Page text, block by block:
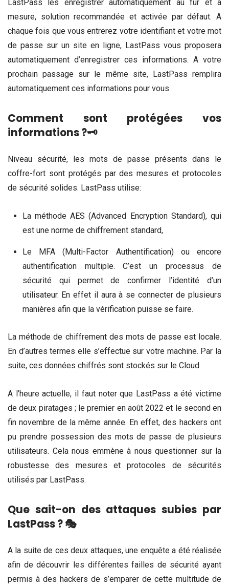
LastPass les enregistrer automatiquement au fur et à
mesure, solution recommandée et activée par défaut. A
chaque fois que vous entrerez votre identifiant et votre mot
de passe sur un site en ligne, LastPass vous proposera
automatiquement d’enregistrer ces informations. A votre
prochain passage sur le même site, LastPass remplira
automatiquement ces informations pour vous.
Comment sont protégées vos
informations ?🗝️
Niveau sécurité, les mots de passe présents dans le
coffre-fort sont protégés par des mesures et protocoles
de sécurité solides. LastPass utilise:
La méthode AES (Advanced Encryption Standard), qui
est une norme de chiffrement standard,
Le MFA (Multi-Factor Authentification) ou encore
authentification multiple. C’est un processus de
sécurité qui permet de confirmer l’identité d’un
utilisateur. En effet il aura à se connecter de plusieurs
manières afin que la vérification puisse se faire.
La méthode de chiffrement des mots de passe est locale.
En d’autres termes elle s’effectue sur votre machine. Par la
suite, ces données chiffrés sont stockés sur le Cloud.
A l’heure actuelle, il faut noter que LastPass a été victime
de deux piratages ; le premier en août 2022 et le second en
fin novembre de la même année. En effet, des hackers ont
pu prendre possession des mots de passe de plusieurs
utilisateurs. Cela nous emmène à nous questionner sur la
robustesse des mesures et protocoles de sécurités
utilisés par LastPass.
Que sait-on des attaques subies par
LastPass ?🎭
A la suite de ces deux attaques, une enquête a été réalisée
afin de découvrir les différentes failles de sécurité ayant
permis à des hackers de s’emparer de cette multitude de